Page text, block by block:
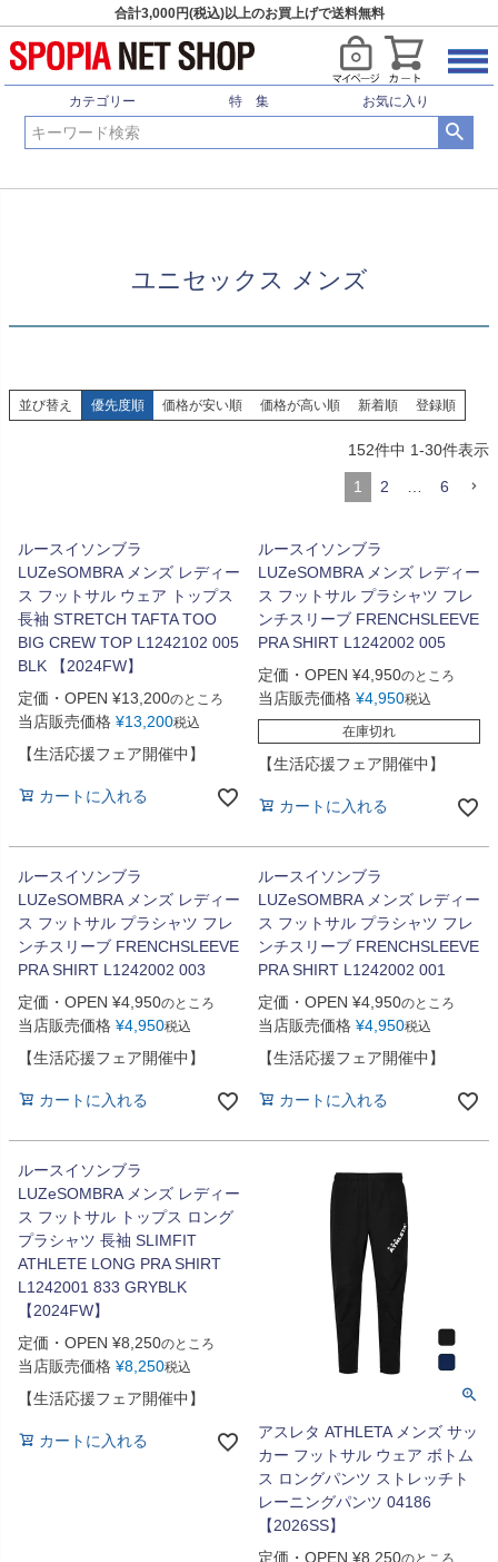
合計3,000円(税込)以上のお買上げで送料無料
カテゴリー 特 集 お気に入り
HOME サッカー・フットサル ウェア
フットサルウェア
ユニセックス メンズ
ユニセックス メンズ
並び替え 優先度順 価格が安い順 価格が高い順 新着順 登録順
152件中 1-30件表示
1 2 6
ルースイソンブラ
LUZeSOMBRA メンズ レディー
ス フットサル ウェア トップス
長袖 STRETCH TAFTA TOO
BIG CREW TOP L1242102 005
BLK 【2024FW】
定価・OPEN ¥13,200のところ
当店販売価格 ¥13,200税込
【生活応援フェア開催中】
カートに入れる
ルースイソンブラ
LUZeSOMBRA メンズ レディー
ス フットサル プラシャツ フレ
ンチスリーブ FRENCHSLEEVE
PRA SHIRT L1242002 005
定価・OPEN ¥4,950のところ
当店販売価格 ¥4,950税込
在庫切れ
【生活応援フェア開催中】
カートに入れる
ルースイソンブラ
LUZeSOMBRA メンズ レディー
ス フットサル プラシャツ フレ
ンチスリーブ FRENCHSLEEVE
PRA SHIRT L1242002 003
定価・OPEN ¥4,950のところ
当店販売価格 ¥4,950税込
【生活応援フェア開催中】
カートに入れる
ルースイソンブラ
LUZeSOMBRA メンズ レディー
ス フットサル プラシャツ フレ
ンチスリーブ FRENCHSLEEVE
PRA SHIRT L1242002 001
定価・OPEN ¥4,950のところ
当店販売価格 ¥4,950税込
【生活応援フェア開催中】
カートに入れる
ルースイソンブラ
LUZeSOMBRA メンズ レディー
ス フットサル トップス ロング
プラシャツ 長袖 SLIMFIT
ATHLETE LONG PRA SHIRT
L1242001 833 GRYBLK
【2024FW】
定価・OPEN ¥8,250のところ
当店販売価格 ¥8,250税込
【生活応援フェア開催中】
カートに入れる
アスレタ ATHLETA メンズ サッ
カー フットサル ウェア ボトム
ス ロングパンツ ストレッチト
レーニングパンツ 04186
【2026SS】
定価・OPEN ¥8,250のところ